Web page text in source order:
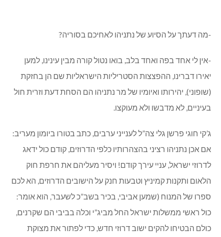
ג’קי חוגי פרשן גלי צה”ל לענייני ערבים, כתב בטורו ביומון מעריב:
אם אכן נתניהו רציני בהצהרותיו כלפי הדרוזים, קודם כול ידאג
לדרוזי ישראל, עניי עירך קודם! ויסיר מעליהם את חרפת חוק